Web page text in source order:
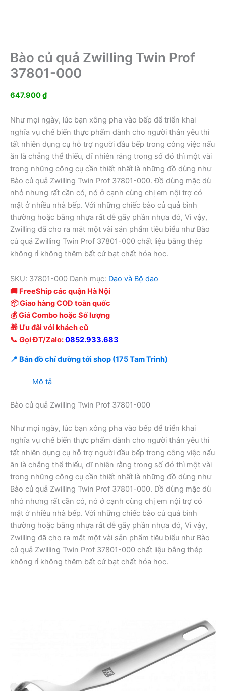
Bào củ quả Zwilling Twin Prof
37801-000
647.900₫
Như mọi ngày, lúc bạn xông pha vào bếp để triển khai
nghĩa vụ chế biến thực phẩm dành cho người thân yêu thì
tất nhiên dụng cụ hỗ trợ người đầu bếp trong công việc nấu
ăn là chẳng thể thiếu, dĩ nhiên rằng trong số đó thì một vài
trong những công cụ cần thiết nhất là những đồ dùng như
Bào củ quả Zwilling Twin Prof 37801-000. Đồ dùng mặc dù
nhỏ nhưng rất cần có, nó ở cạnh cùng chị em nội trợ có
mặt ở nhiều nhà bếp. Với những chiếc bào củ quả bình
thường hoặc bằng nhựa rất dễ gãy phần nhựa đó, Vì vậy,
Zwilling đã cho ra mắt một vài sản phẩm tiêu biểu như Bào
củ quả Zwilling Twin Prof 37801-000 chất liệu bằng thép
không rỉ không thêm bất cứ bạt chất hóa học.
SKU: 37801-000 Danh mục: Dao và Bộ dao
🚚 FreeShip các quận Hà Nội
📦 Giao hàng COD toàn quốc
💰 Giá Combo hoặc Số lượng
🎁 Ưu đãi với khách cũ
📞 Gọi ĐT/Zalo:0852.933.683
📍 Bản đồ chỉ đường tới shop (175 Tam Trinh)
Mô tả
Bào củ quả Zwilling Twin Prof 37801-000
Như mọi ngày, lúc bạn xông pha vào bếp để triển khai
nghĩa vụ chế biến thực phẩm dành cho người thân yêu thì
tất nhiên dụng cụ hỗ trợ người đầu bếp trong công việc nấu
ăn là chẳng thể thiếu, dĩ nhiên rằng trong số đó thì một vài
trong những công cụ cần thiết nhất là những đồ dùng như
Bào củ quả Zwilling Twin Prof 37801-000. Đồ dùng mặc dù
nhỏ nhưng rất cần có, nó ở cạnh cùng chị em nội trợ có
mặt ở nhiều nhà bếp. Với những chiếc bào củ quả bình
thường hoặc bằng nhựa rất dễ gãy phần nhựa đó, Vì vậy,
Zwilling đã cho ra mắt một vài sản phẩm tiêu biểu như Bào
củ quả Zwilling Twin Prof 37801-000 chất liệu bằng thép
không rỉ không thêm bất cứ bạt chất hóa học.